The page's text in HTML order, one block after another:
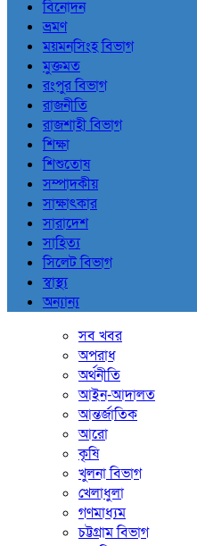
বিনোদন
ভ্রমণ
ময়মনসিংহ বিভাগ
মুক্তমত
রংপুর বিভাগ
রাজনীতি
রাজশাহী বিভাগ
শিক্ষা
শিশুতোষ
সম্পাদকীয়
সাক্ষাৎকার
সারাদেশ
সাহিত্য
সিলেট বিভাগ
স্বাস্থ্য
অন্যান্য
সব খবর
অপরাধ
অর্থনীতি
আইন-আদালত
আন্তর্জাতিক
আরো
কৃষি
খুলনা বিভাগ
খেলাধুলা
গণমাধ্যম
চট্টগ্রাম বিভাগ